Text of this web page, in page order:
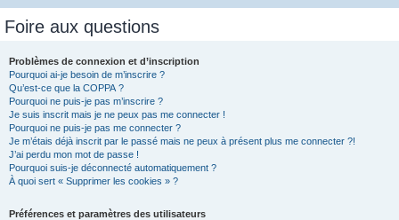
Foire aux questions
Problèmes de connexion et d’inscription
Pourquoi ai-je besoin de m’inscrire ?
Qu’est-ce que la COPPA ?
Pourquoi ne puis-je pas m’inscrire ?
Je suis inscrit mais je ne peux pas me connecter !
Pourquoi ne puis-je pas me connecter ?
Je m’étais déjà inscrit par le passé mais ne peux à présent plus me connecter ?!
J’ai perdu mon mot de passe !
Pourquoi suis-je déconnecté automatiquement ?
À quoi sert « Supprimer les cookies » ?
Préférences et paramètres des utilisateurs